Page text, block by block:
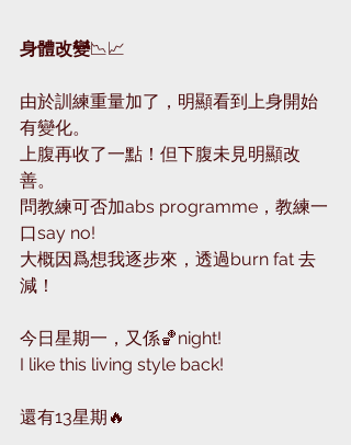
身體改變📉📈
由於訓練重量加了，明顯看到上身開始
有變化。
上腹再收了一點！但下腹未見明顯改
善。
問教練可否加abs programme，教練一
口say no!
大概因爲想我逐步來，透過burn fat 去
減！
今日星期一，又係🏀night!
I like this living style back!
還有13星期🔥